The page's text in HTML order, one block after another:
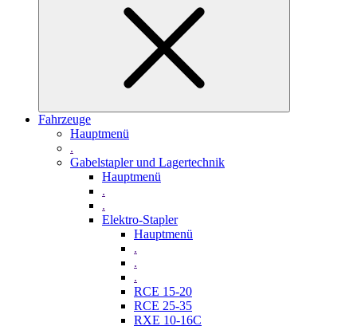
Fahrzeuge
Hauptmenü
.
Gabelstapler und Lagertechnik
Hauptmenü
.
.
Elektro-Stapler
Hauptmenü
.
.
.
RCE 15-20
RCE 25-35
RXE 10-16C